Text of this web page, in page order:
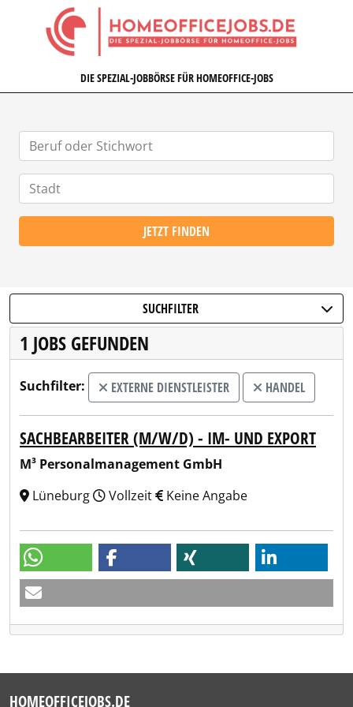
HOMEOFFICEJOBS.DE
DIE SPEZIAL-JOBBÖRSE FÜR HOMEOFFICE-JOBS
JETZT FINDEN
SUCHFILTER
1 JOBS GEFUNDEN
Suchfilter: EXTERNE DIENSTLEISTER HANDEL
SACHBEARBEITER (M/W/D) - IM- UND EXPORT
M³ Personalmanagement GmbH
Lüneburg
Vollzeit Keine Angabe
HOMEOFFICEJOBS.DE